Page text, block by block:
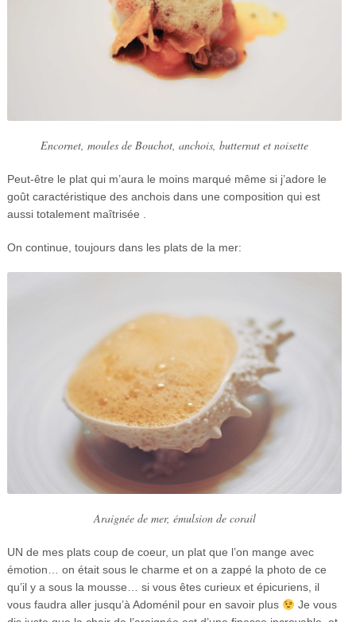
Encornet, moules de Bouchot, anchois, butternut et noisette
Peut-être le plat qui m’aura le moins marqué même si j’adore le
goût caractéristique des anchois dans une composition qui est
aussi totalement maîtrisée .
On continue, toujours dans les plats de la mer:
Araignée de mer, émulsion de corail
UN de mes plats coup de coeur, un plat que l’on mange avec
émotion… on était sous le charme et on a zappé la photo de ce
qu’il y a sous la mousse… si vous êtes curieux et épicuriens, il
vous faudra aller jusqu’à Adoménil pour en savoir plus
Je vous